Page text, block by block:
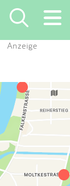
×
Anzeige